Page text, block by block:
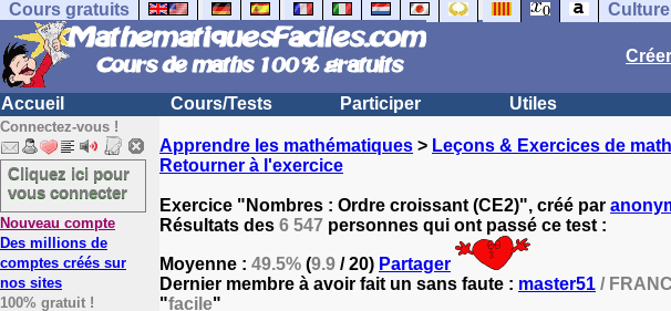
Cours gratuits Culture
Accueil Cours/Tests Participer Utiles
Connectez-vous !
Cliquez ici pour
vous connecter
Nouveau compte
Des millions de
comptes créés sur
nos sites
100% gratuit !
Apprendre les mathématiques > Leçons & Exercices de
Retourner à l'exercice
Exercice "Nombres : Ordre croissant (CE2)", créé par
Résultats des 6 547 personnes qui ont passé ce test :
Moyenne : 49.5% (9.9 / 20) Partager
Dernier membre à avoir fait un sans faute : master51 /
"facile"